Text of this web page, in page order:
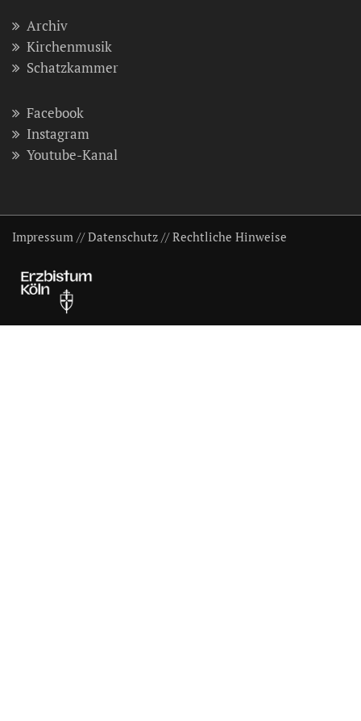
Archiv
Kirchenmusik
Schatzkammer
Facebook
Instagram
Youtube-Kanal
Impressum //Datenschutz //Rechtliche Hinweise